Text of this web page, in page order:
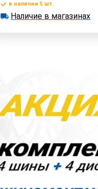
В корзину
в наличии 5 шт.
в наличии 5 шт.
Наличие в магазинах